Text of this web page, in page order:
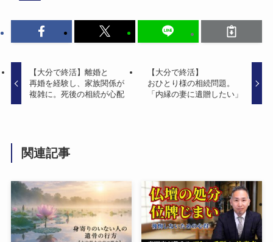
【大分で​終活】離婚と​
再婚を​経験し、​家族関係が​
複雑に。​死後の​相続が​心配
【大分で​終活】
おひとり様の​相続問題。​
「内縁の​妻に​遺贈したい」
関連記事